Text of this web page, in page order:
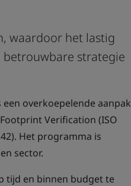
waardoor het lastig
betrouwbare strategie
overkoepelende aanpak
Verification (ISO
Het programma is
sector.
tijd en binnen budget te